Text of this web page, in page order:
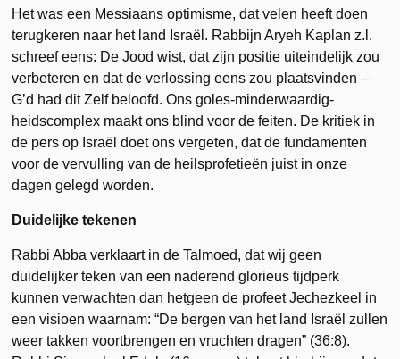
Het was een Messiaans optimisme, dat velen heeft doen
terugkeren naar het land Israël. Rabbijn Aryeh Kaplan z.l.
schreef eens: De Jood wist, dat zijn positie uitein­delijk zou
verbeteren en dat de verlossing eens zou plaatsvinden –
G’d had dit Zelf beloofd. Ons goles-minderwaardig­
heidscomplex maakt ons blind voor de feiten. De kritiek in
de pers op Israël doet ons vergeten, dat de fundamenten
voor de vervulling van de heilsprofetieën juist in onze
dagen gelegd worden.
Duidelijke tekenen
Rabbi Abba verklaart in de Talmoed, dat wij geen
duidelijker teken van een naderend glorieus tijdperk
kunnen verwachten dan hetgeen de profeet Jechezkeel in
een visioen waarnam: “De bergen van het land Israël zullen
weer takken voort­brengen en vruchten dragen” (36:8).